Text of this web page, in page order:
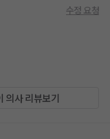
수정 요청
의사 리뷰보기